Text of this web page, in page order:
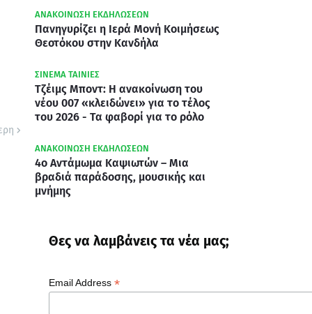
ΑΝΑΚΟΙΝΩΣΗ ΕΚΔΗΛΩΣΕΩΝ
Πανηγυρίζει η Ιερά Μονή Κοιμήσεως
Θεοτόκου στην Κανδήλα
ΣΙΝΕΜΑ ΤΑΙΝΙΕΣ
Τζέιμς Μποντ: Η ανακοίνωση του
νέου 007 «κλειδώνει» για το τέλος
του 2026 - Τα φαβορί για το ρόλο
ΑΝΑΚΟΙΝΩΣΗ ΕΚΔΗΛΩΣΕΩΝ
4ο Αντάμωμα Καψιωτών – Μια
βραδιά παράδοσης, μουσικής και
μνήμης
Θες να λαμβάνεις τα νέα μας;
Email Address *